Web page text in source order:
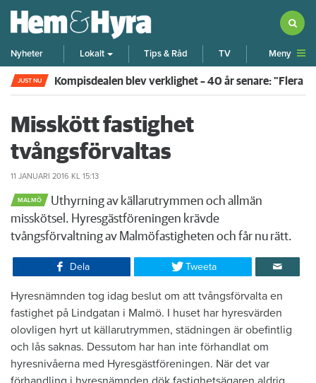
Nyheter Lokalt Tips & Råd TV Meny
JUST NU Kompisdealen blev verklighet – 40 år senare: "Flera
Misskött fastighet
tvångsförvaltas
11 JANUARI 2016 KL 15:13
MALMÖ
Uthyrning av källarutrymmen och allmän
misskötsel. Hyresgästföreningen krävde
tvångsförvaltning av Malmöfastigheten och får nu rätt.
Dela Tweeta
Hyresnämnden tog idag beslut om att tvångsförvalta en
fastighet på Lindgatan i Malmö. I huset har hyresvärden
olovligen hyrt ut källarutrymmen, städningen är obefintlig
och lås saknas. Dessutom har han inte förhandlat om
hyresnivåerna med Hyresgästföreningen. När det var